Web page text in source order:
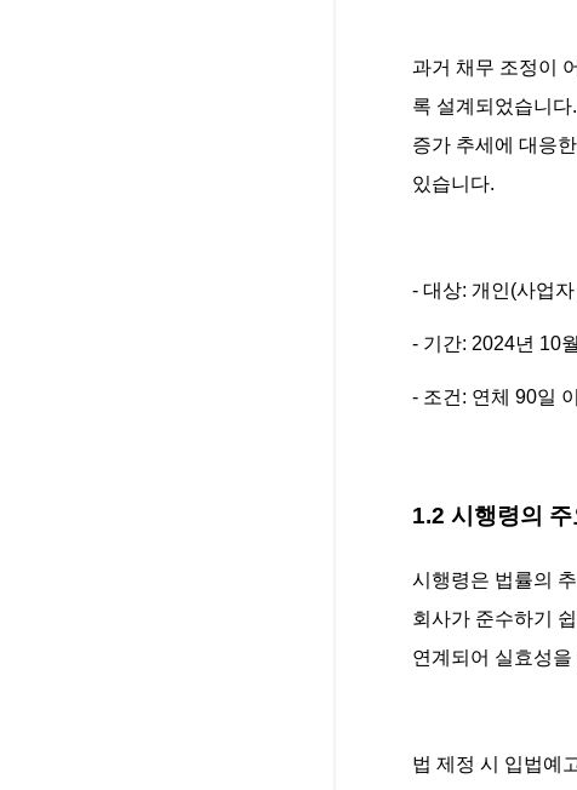
과거 채무 조정이
록 설계되었습니
증가 추세에 대응
있습니다.
- 대상: 개인(사업
- 기간: 2024년 10
- 조건: 연체 90일
1.2 시행령의
시행령은 법률의
회사가 준수하기
연계되어 실효성을
법 제정 시 입법예